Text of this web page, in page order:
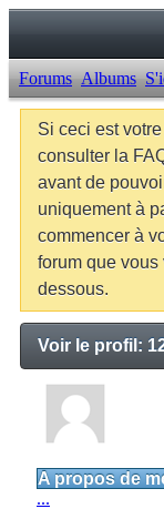
Forums Albums
Si ceci est
consulter la
avant de
uniquement à
commencer à
forum que
dessous.
Voir le profil:
A propos de
...